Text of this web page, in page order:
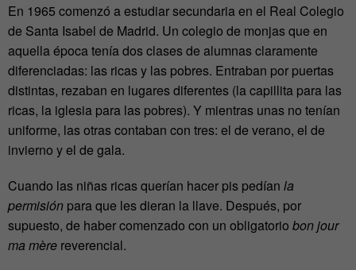
En 1965 comenzó a estudiar secundaria en el Real Colegio
de Santa Isabel de Madrid. Un colegio de monjas que en
aquella época tenía dos clases de alumnas claramente
diferenciadas: las ricas y las pobres. Entraban por puertas
distintas, rezaban en lugares diferentes (la capillita para las
ricas, la iglesia para las pobres). Y mientras unas no tenían
uniforme, las otras contaban con tres: el de verano, el de
invierno y el de gala.
Cuando las niñas ricas querían hacer pis pedían la
permisión para que les dieran la llave. Después, por
supuesto, de haber comenzado con un obligatorio bon jour
ma mère reverencial.